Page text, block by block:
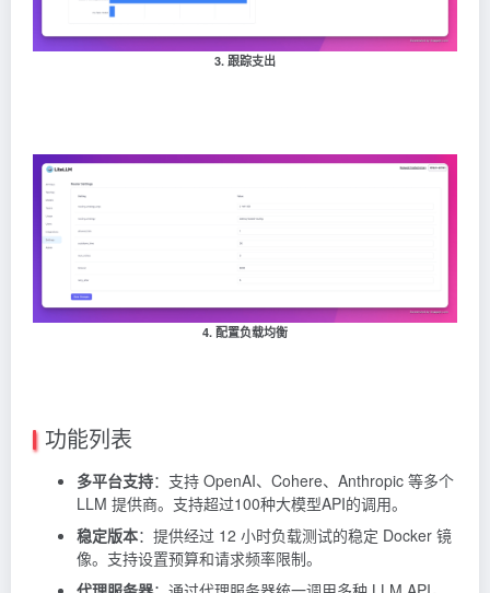
3. 跟踪支出
4. 配置负载均衡
功能列表
多平台支持：支持 OpenAI、Cohere、Anthropic 等多个
LLM 提供商。支持超过100种大模型API的调用。
稳定版本：提供经过 12 小时负载测试的稳定 Docker 镜
像。支持设置预算和请求频率限制。